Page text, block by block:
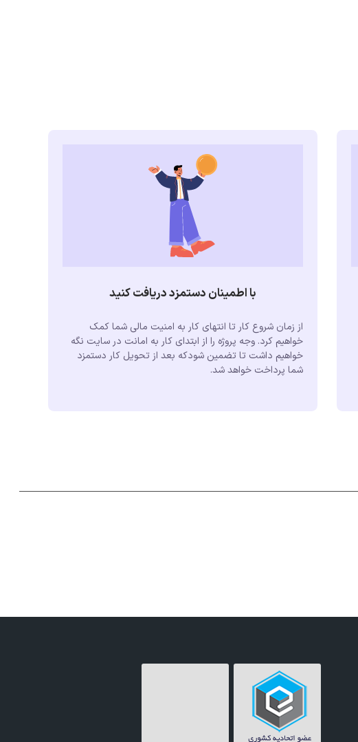
با اطمینان دستمزد دریافت کنید
از زمان شروع کار تا انتهای کار به امنیت مالی شما کمک
خواهیم کرد. وجه پروژه را از ابتدای کار به امانت در سایت نگه
خواهیم داشت تا تضمین شودکه بعد از تحویل کار دستمزد
شما پرداخت خواهد شد.